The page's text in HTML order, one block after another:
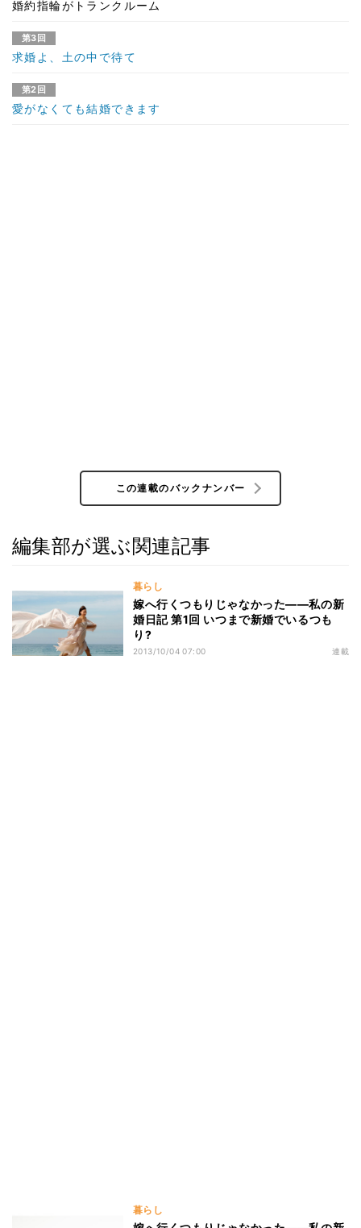
婚約指輪がトランクルーム
第3回
求婚よ、土の中で待て
第2回
愛がなくても結婚できます
この連載のバックナンバー
編集部が選ぶ関連記事
暮らし
嫁へ行くつもりじゃなかった――私の新
婚日記 第1回 いつまで新婚でいるつも
り?
2013/10/04 07:00 連載
暮らし